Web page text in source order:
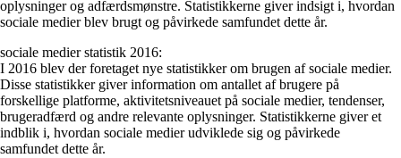
oplysninger og adfærdsmønstre. Statistikkerne giver indsigt i, hvordan
sociale medier blev brugt og påvirkede samfundet dette år.
sociale medier statistik 2016:
I 2016 blev der foretaget nye statistikker om brugen af sociale medier.
Disse statistikker giver information om antallet af brugere på
forskellige platforme, aktivitetsniveauet på sociale medier, tendenser,
brugeradfærd og andre relevante oplysninger. Statistikkerne giver et
indblik i, hvordan sociale medier udviklede sig og påvirkede
samfundet dette år.